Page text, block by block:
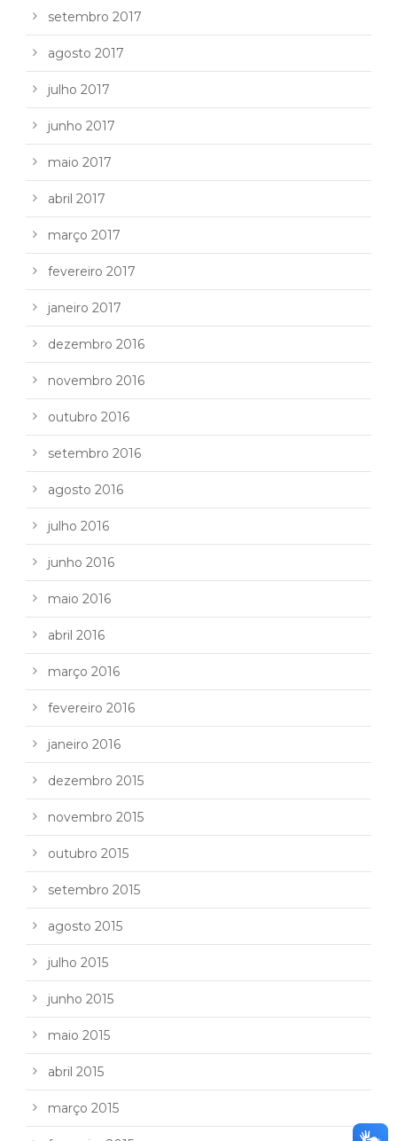
setembro 2017
agosto 2017
julho 2017
junho 2017
maio 2017
abril 2017
março 2017
fevereiro 2017
janeiro 2017
dezembro 2016
novembro 2016
outubro 2016
setembro 2016
agosto 2016
julho 2016
junho 2016
maio 2016
abril 2016
março 2016
fevereiro 2016
janeiro 2016
dezembro 2015
novembro 2015
outubro 2015
setembro 2015
agosto 2015
julho 2015
junho 2015
maio 2015
abril 2015
março 2015